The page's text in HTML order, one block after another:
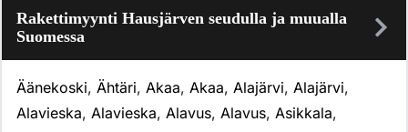
Rakettimyynti Hausjärven seudulla ja muualla
Suomessa
Äänekoski, Ähtäri, Akaa, Akaa, Alajärvi, Alajärvi,
Alavieska, Alavieska, Alavus, Alavus, Asikkala,